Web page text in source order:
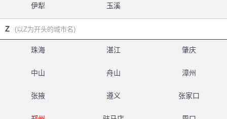
伊犁 玉溪
Z (以Z为开头的城市名)
珠海 湛江 肇庆
中山 舟山 漳州
张掖 遵义 张家口